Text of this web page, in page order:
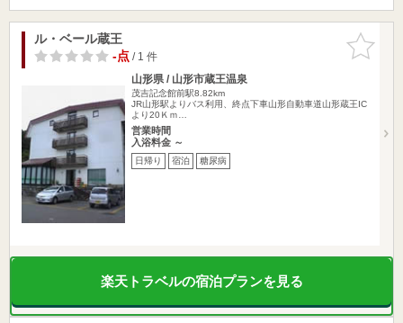
お気に入
りに追加
ル・ベール蔵王
-点/ 1 件
山形県 / 山形市蔵王温泉
茂吉記念館前駅8.82km
JR山形駅よりバス利用、終点下車山形自動車道山形蔵王IC
より20Ｋｍ…
営業時間
入浴料金 ～
日帰り 宿泊 糖尿病
楽天トラベルの宿泊プランを見る